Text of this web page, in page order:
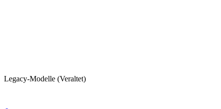
Legacy-Modelle (Veraltet)